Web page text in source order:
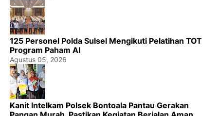
125 Personel Polda Sulsel Mengikuti Pelatihan TOT
Program Paham AI
Agustus 05, 2026
Kanit Intelkam Polsek Bontoala Pantau Gerakan